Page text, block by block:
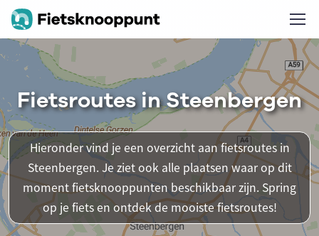
Fietsroutes in Steenbergen
Hieronder vind je een overzicht aan fietsroutes in
Steenbergen. Je ziet ook alle plaatsen waar op dit
moment fietsknooppunten beschikbaar zijn. Spring
op je fiets en ontdek de mooiste fietsroutes!